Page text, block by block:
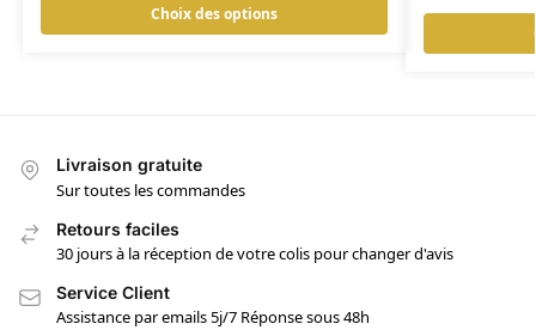
Choix des options
Livraison gratuite
Sur toutes les commandes
Retours faciles
30 jours à la réception de votre colis pour changer d'avis
Service Client
Assistance par emails 5j/7 Réponse sous 48h